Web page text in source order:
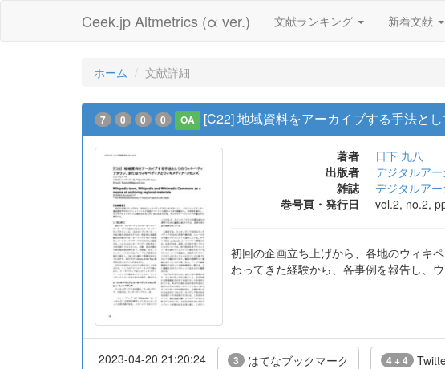
Ceek.jp Altmetrics (α ver.) 文献ランキング 新着文献
ホーム 文献詳細
7 0 0 0 OA [C22] 地域資料をアーカイブする手法と
著者
日下 九八
出版者
デジタルア
雑誌
デジタルア
巻号頁・発行日
vol.2, no.2,
初回の企画立ち上げから、各地のウィキ
わってきた経験から、各事例を報告し、
2023-04-20 21:20:24 3 はてなブックマーク 4 + 4